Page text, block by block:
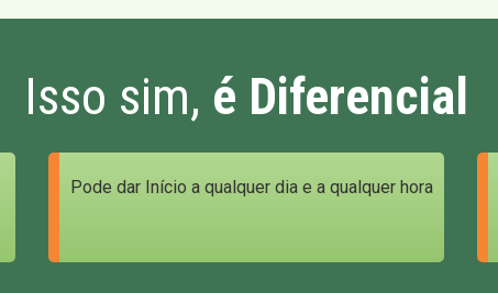
Isso sim, é Diferencial
Pode dar Início a qualquer dia e a qualquer hora